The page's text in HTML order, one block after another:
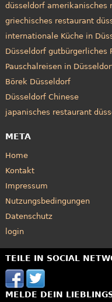
düsseldorf amerikanisches
griechisches restaurant
internationale Küche in
Düsseldorf gutbürgerliches
Pauschalreisen in
Börek Düsseldorf
Düsseldorf Chinese
japanisches restaurant
META
Home
Kontakt
Impressum
Nutzungsbedingungen
Datenschutz
login
TEILE IN SOCIAL
MELDE DEIN